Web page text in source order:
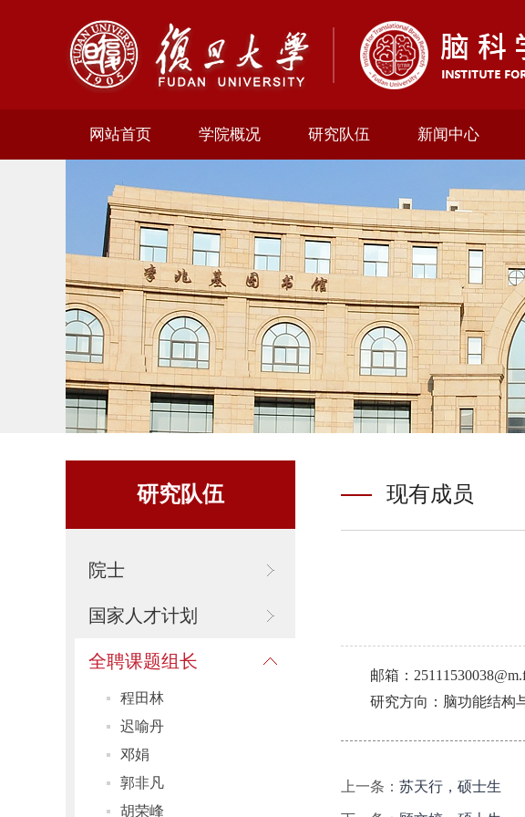
网站首页 学院概况 研究队伍 新闻中心
研究队伍
院士
国家人才计划
全聘课题组长
程田林
迟喻丹
邓娟
郭非凡
胡荣峰
现有成员
邮箱：
研究方向：脑功能结构
上一条： 苏天行，硕士生